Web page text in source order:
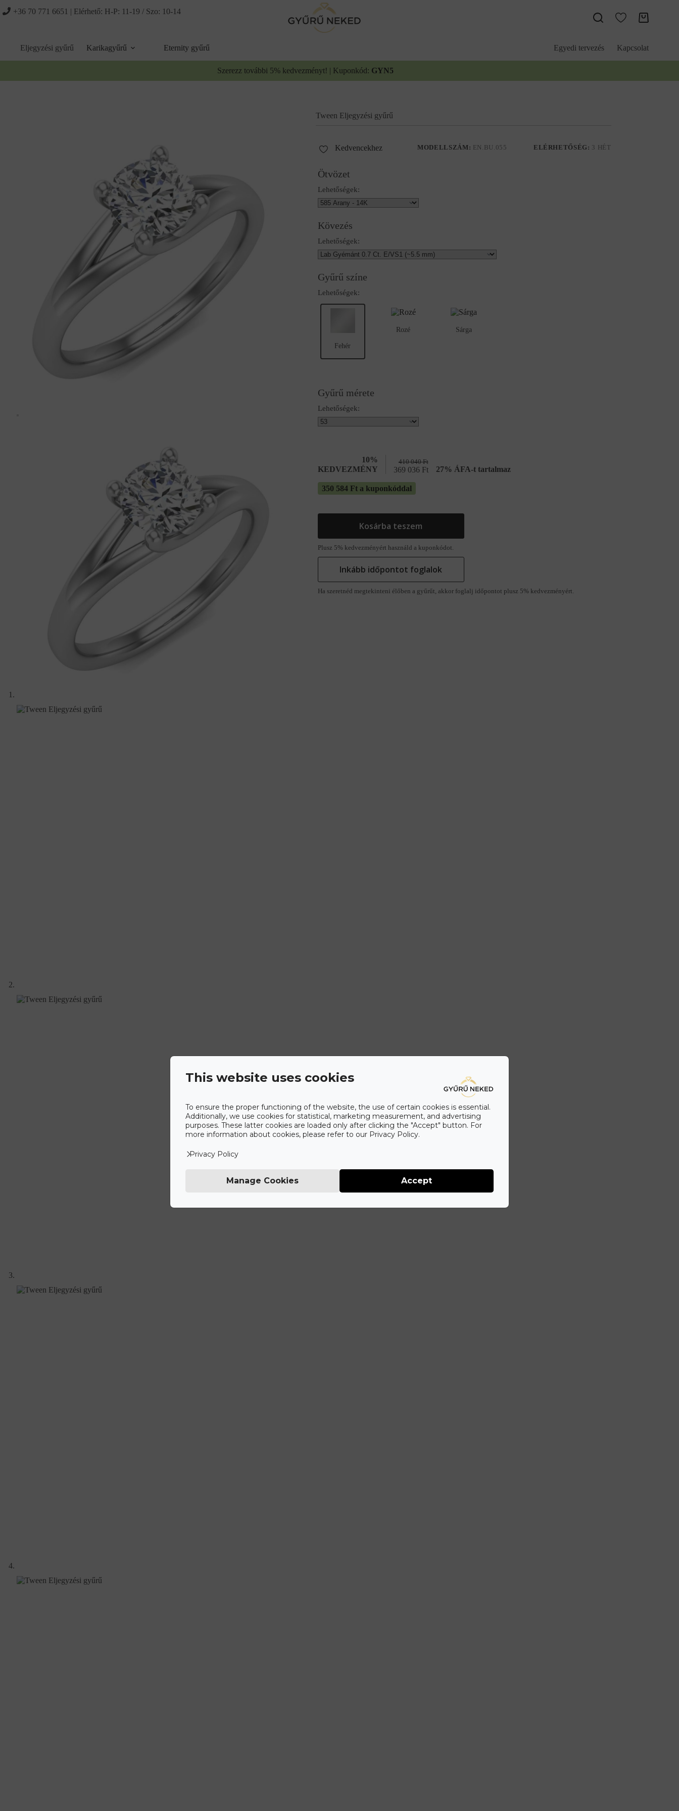
a
+36 70 771 6651 | Elérhető: H-P: 11-19 / Szo: 10-14
Kosár
Eljegyzési gyűrű Karikagyűrű Eternity gyűrű Egyedi tervezés Kapcsolat
Szerezz további 5% kedvezményt! | Kuponkód: GYN5
Tween Eljegyzési gyűrű
MODELLSZÁM: EN.BU.055 ELÉRHETŐSÉG: 3 HÉT
Kedvencekhez
Ötvözet
Lehetőségek:
Kövezés
Lehetőségek:
Gyűrű színe
Lehetőségek:
Fehér
Rozé Sárga
Gyűrű mérete
Lehetőségek:
10%
KEDVEZMÉNY
410 040Ft
369 036 Ft 27% ÁFA-t tartalmaz
350 584 Ft a kuponkóddal
Kosárba teszem
Plusz 5% kedvezményért használd a kuponkódot.
Inkább időpontot foglalok
Ha szeretnéd megtekinteni élőben a gyűrűt, akkor foglalj időpontot plusz 5% kedvezményért.
This website uses cookies
To ensure the proper functioning of the website, the use of certain cookies is essential.
Additionally, we use cookies for statistical, marketing measurement, and advertising
purposes. These latter cookies are loaded only after clicking the "Accept" button. For
more information about cookies, please refer to our Privacy Policy.
Privacy Policy
Manage Cookies Accept